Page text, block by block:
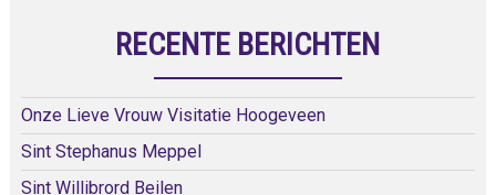
RECENTE BERICHTEN
Onze Lieve Vrouw Visitatie Hoogeveen
Sint Stephanus Meppel
Sint Willibrord Beilen